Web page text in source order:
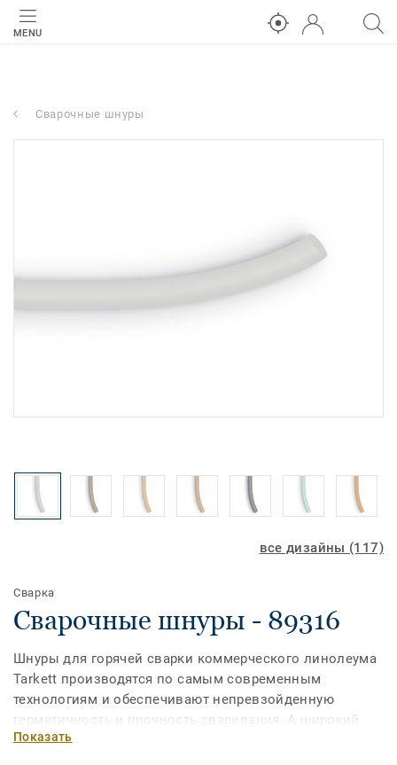
MENU
Сварочные шнуры
все дизайны (117)
Сварка
Сварочные шнуры - 89316
Шнуры для горячей сварки коммерческого линолеума
Tarkett производятся по самым современным
технологиям и обеспечивают непревзойденную
герметичность и прочность сваривания. А широкий
ассортимент позволит выбрать шнур наиболее
Показать